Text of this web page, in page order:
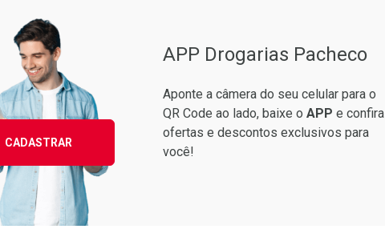
as melhores ofertas:
CADASTRAR
APP Drogarias Pacheco
Aponte a câmera do seu celular para o
QR Code ao lado, baixe o APP e confira
ofertas e descontos exclusivos para
você!